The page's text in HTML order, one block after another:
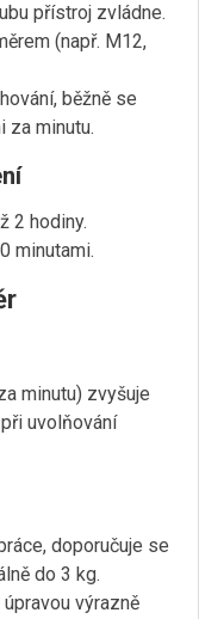
přístroj zvládne.
(např. M12,
běžně se
za minutu.
2 hodiny.
minutami.
minutu) zvyšuje
uvolňování
doporučuje se
do 3 kg.
výrazně